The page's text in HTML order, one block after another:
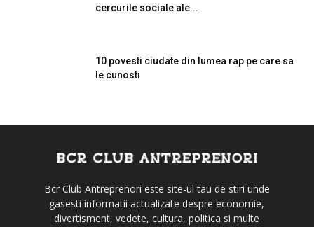
cercurile sociale ale...
10 povesti ciudate din lumea rap pe care sa
le cunosti
Bcr Club Antreprenori este site-ul tau de stiri unde
gasesti informatii actualizate despre economie,
divertisment, vedete, cultura, politica si multe